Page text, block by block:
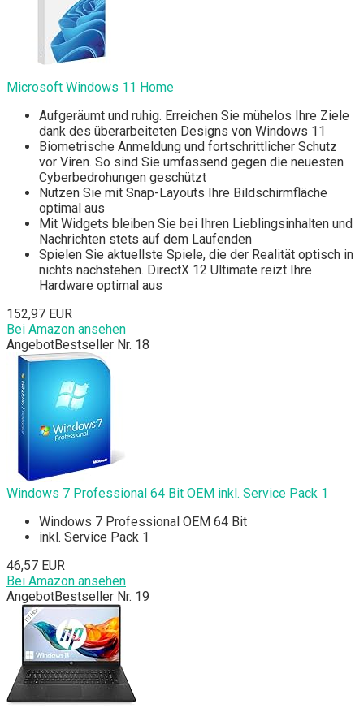
Microsoft Windows 11 Home
Aufgeräumt und ruhig. Erreichen Sie mühelos Ihre Ziele
dank des überarbeiteten Designs von Windows 11
Biometrische Anmeldung und fortschrittlicher Schutz
vor Viren. So sind Sie umfassend gegen die neuesten
Cyberbedrohungen geschützt
Nutzen Sie mit Snap-Layouts Ihre Bildschirmfläche
optimal aus
Mit Widgets bleiben Sie bei Ihren Lieblingsinhalten und
Nachrichten stets auf dem Laufenden
Spielen Sie aktuellste Spiele, die der Realität optisch in
nichts nachstehen. DirectX 12 Ultimate reizt Ihre
Hardware optimal aus
152,97 EUR
Bei Amazon ansehen
AngebotBestseller Nr. 18
Windows 7 Professional 64 Bit OEM inkl. Service Pack 1
Windows 7 Professional OEM 64 Bit
inkl. Service Pack 1
46,57 EUR
Bei Amazon ansehen
AngebotBestseller Nr. 19